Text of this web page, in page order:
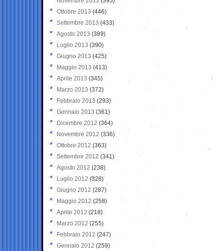
Ottobre 2013 (446)
Settembre 2013 (433)
Agosto 2013 (389)
Luglio 2013 (390)
Giugno 2013 (425)
Maggio 2013 (413)
Aprile 2013 (345)
Marzo 2013 (372)
Febbraio 2013 (293)
Gennaio 2013 (361)
Dicembre 2012 (364)
Novembre 2012 (336)
Ottobre 2012 (363)
Settembre 2012 (341)
Agosto 2012 (238)
Luglio 2012 (328)
Giugno 2012 (287)
Maggio 2012 (258)
Aprile 2012 (218)
Marzo 2012 (255)
Febbraio 2012 (247)
Gennaio 2012 (259)